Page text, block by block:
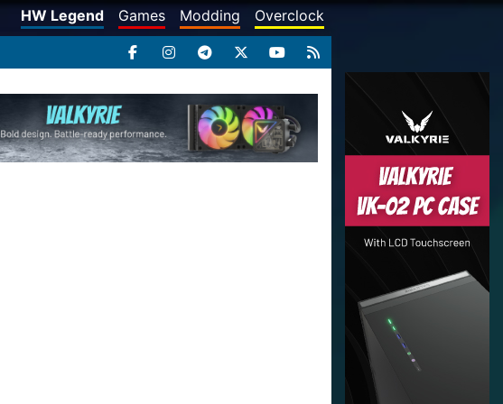
HW Legend Games Modding Overclock